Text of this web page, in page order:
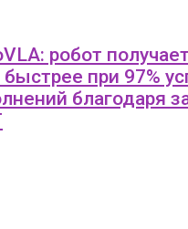
робот
при 97%
благодаря